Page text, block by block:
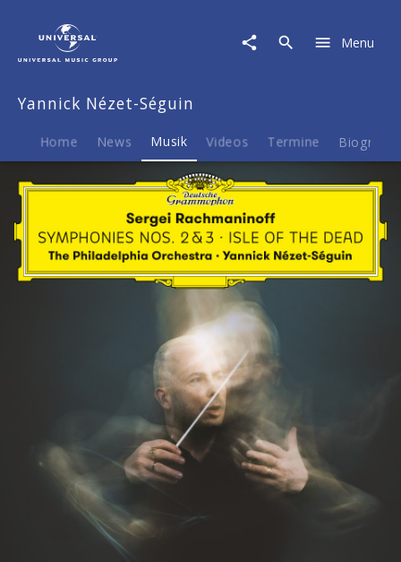
Symphonies
Nos.
Isle
the
Menu
Yannick Nézet-Séguin
Home News Musik Videos Termine Biografie